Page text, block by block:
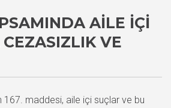
AILE İÇI
VE
167. maddesi, aile içi suçlar ve bu